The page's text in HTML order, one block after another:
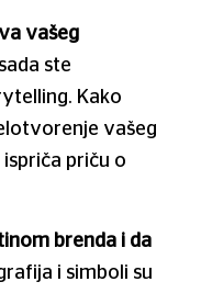
vašeg
ste
Kako
vašeg
priču o
brenda i da
i simboli su